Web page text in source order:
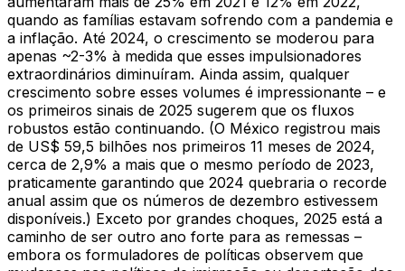
quando as famílias estavam sofrendo com a pandemia e
a inflação. Até 2024, o crescimento se moderou para
apenas ~2-3% à medida que esses impulsionadores
extraordinários diminuíram. Ainda assim, qualquer
crescimento sobre esses volumes é impressionante – e
os primeiros sinais de 2025 sugerem que os fluxos
robustos estão continuando. (O México registrou mais
de US$ 59,5 bilhões nos primeiros 11 meses de 2024,
cerca de 2,9% a mais que o mesmo período de 2023,
praticamente garantindo que 2024 quebraria o recorde
anual assim que os números de dezembro estivessem
disponíveis.) Exceto por grandes choques, 2025 está a
caminho de ser outro ano forte para as remessas –
embora os formuladores de políticas observem que